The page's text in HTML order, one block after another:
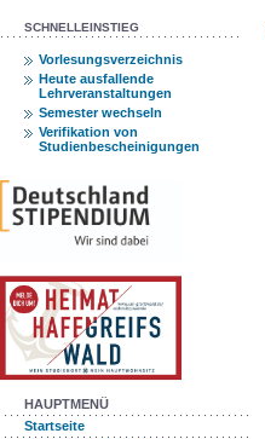
SCHNELLEINSTIEG
Vorlesungsverzeichnis
Heute ausfallende
Lehrveranstaltungen
Semester wechseln
Verifikation von
Studienbescheinigungen
HAUPTMENÜ
Startseite